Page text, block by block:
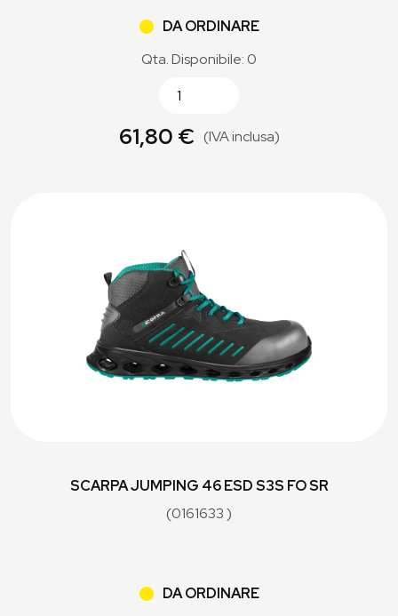
DA ORDINARE
Qta. Disponibile: 0
61,80 € (IVA inclusa)
SCARPA JUMPING 46 ESD S3S FO SR
(0161633 )
DA ORDINARE